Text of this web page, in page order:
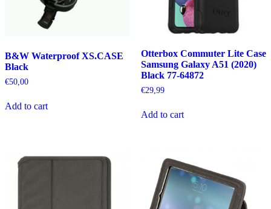
B&W Waterproof XS.CASE
Black
€50,00
Add to cart
Otterbox Commuter Lite Case
Samsung Galaxy A51 (2020)
Black 77-64872
€29,99
Add to cart